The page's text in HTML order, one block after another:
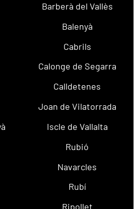
Barberà del Vallès
Balenyà
Cabrils
Calonge de Segarra
Calldetenes
Joan de Vilatorrada
Iscle de Vallalta
Rubió
Navarcles
Rubí
Ripollet